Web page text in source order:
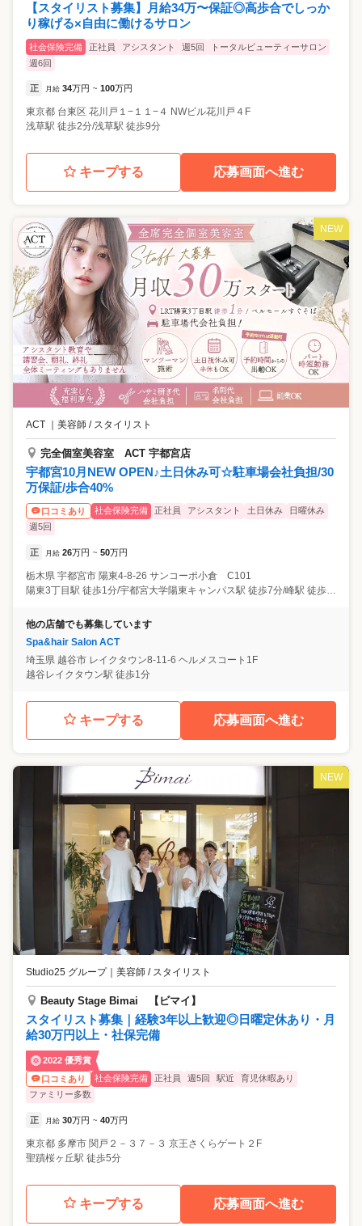
【スタイリスト募集】月給34万〜保証◎高歩合でしっか
り稼げる×自由に働けるサロン
社会保険完備 正社員 アシスタント 週5回
トータルビューティーサロン
週6回
正 月給 34万円 ~ 100万円
東京都 台東区 花川戸１−１１−４ NWビル花川戸４F
浅草駅 徒歩2分/浅草駅 徒歩9分
キープする 応募画面へ進む
NEW
ACT ｜ 美容師 / スタイリスト
完全個室美容室 ACT 宇都宮店
宇都宮10月NEW OPEN♪土日休み可☆駐車場会社負担/30
万保証/歩合40%
口コミあり 社会保険完備 正社員 アシスタント 土日休み
日曜休み
週5回
正 月給 26万円 ~ 50万円
栃木県 宇都宮市 陽東4-8-26 サンコーポ小倉 C101
他の店舗でも募集しています
Spa&hair Salon ACT
埼玉県 越谷市 レイクタウン8-11-6 ヘルメスコート1F
越谷レイクタウン駅 徒歩1分
キープする 応募画面へ進む
NEW
Studio25 グループ｜ 美容師 / スタイリスト
Beauty Stage Bimai 【ビマイ】
スタイリスト募集｜経験3年以上歓迎◎日曜定休あり・月
給30万円以上・社保完備
2022 優秀賞
口コミあり
社会保険完備 正社員 週5回 駅近
育児休暇あり
ファミリー多数
正 月給 30万円 ~ 40万円
東京都 多摩市 関戸２－３７－３ 京王さくらゲート２F
聖蹟桜ヶ丘駅 徒歩5分
キープする 応募画面へ進む